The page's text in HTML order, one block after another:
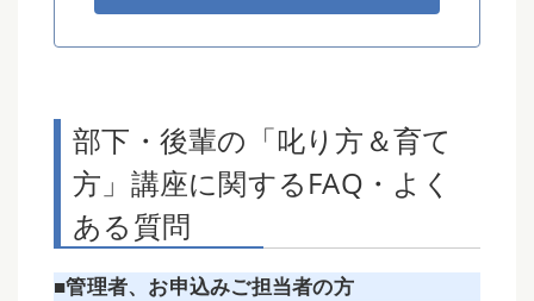
部下・後輩の「叱り方＆育て
方」講座に関するFAQ・よく
ある質問
■管理者、お申込みご担当者の方